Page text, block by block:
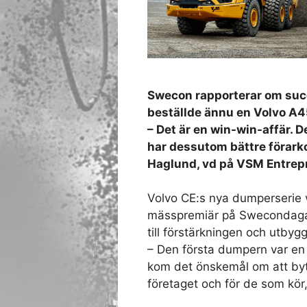
Swecon rapporterar om
beställde ännu en Volvo
– Det är en win-win-affär.
har dessutom bättre
Haglund, vd på VSM
Volvo CE:s nya
mässpremiär på
till förstärkningen och
– Den första dumpern var
kom det önskemål om att
företaget och för de som